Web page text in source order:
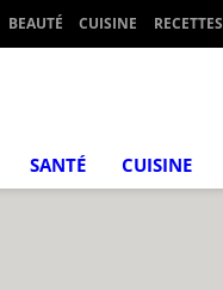
BEAUTÉ CUISINE RECETTES
SANTÉ CUISINE